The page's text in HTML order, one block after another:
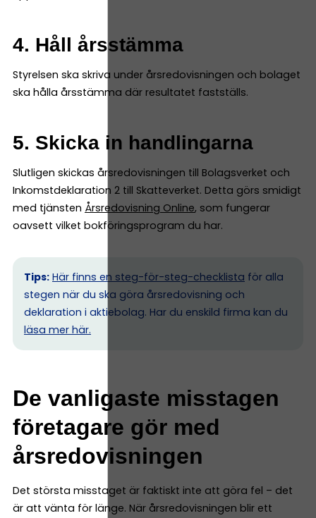
4. Håll årsstämma
Styrelsen ska skriva under årsredovisningen och bolaget
ska hålla årsstämma där resultatet fastställs.
5. Skicka in handlingarna
Slutligen skickas årsredovisningen till Bolagsverket och
Inkomstdeklaration 2 till Skatteverket. Detta görs smidigt
med tjänsten Årsredovisning Online, som fungerar
oavsett vilket bokföringsprogram du har.
Tips: Här finns en steg-för-steg-checklista för alla
stegen när du ska göra årsredovisning och
deklaration i aktiebolag. Har du enskild firma kan du
läsa mer här.
De vanligaste misstagen
företagare gör med
årsredovisningen
Det största misstaget är faktiskt inte att göra fel – det
är att vänta för länge. När årsredovisningen blir ett